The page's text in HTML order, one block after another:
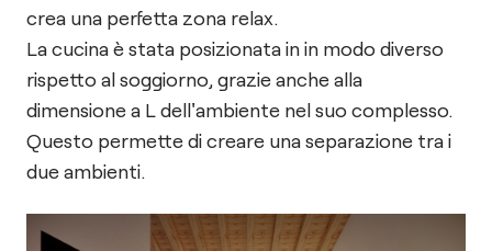
crea una perfetta zona relax.
La cucina è stata posizionata in in modo diverso
rispetto al soggiorno, grazie anche alla
dimensione a L dell'ambiente nel suo complesso.
Questo permette di creare una separazione tra i
due ambienti.